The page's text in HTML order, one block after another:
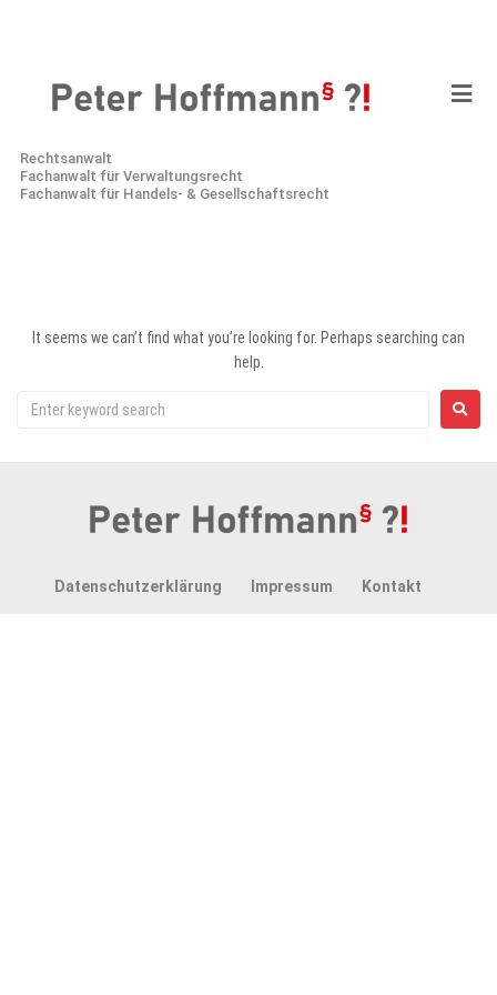
Rechtsanwalt
Fachanwalt für Verwaltungsrecht
Fachanwalt für Handels- & Gesellschaftsrecht
It seems we can’t find what you’re looking for. Perhaps searching can
help.
Datenschutzerklärung Impressum Kontakt